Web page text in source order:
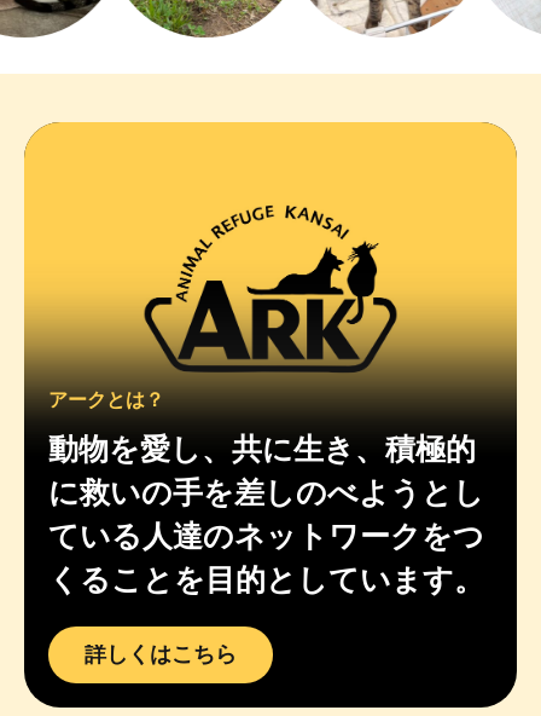
アークとは？
動物を愛し、共に生き、積極的
に救いの手を差しのべようとし
ている人達のネットワークをつ
くることを目的としています。
詳しくはこちら